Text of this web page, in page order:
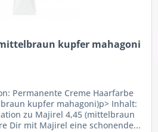
kupfer mahagoni
Permanente Creme Haarfarbe
kupfer mahagoni)p> Inhalt:
zu Majirel 4,45 (mittelbraun
Dir mit Majirel eine schonende...